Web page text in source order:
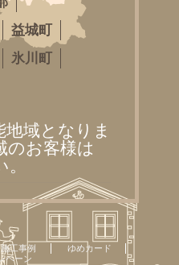
益城町
氷川町
域となりま
のお客様は
施工事例
ゆめカード
ペーン